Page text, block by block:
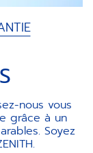
nous vous
grâce à un
Soyez